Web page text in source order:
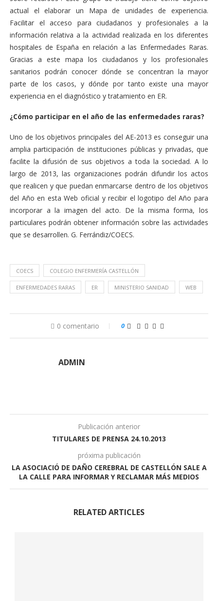
actual el elaborar un Mapa de unidades de experiencia.
Facilitar el acceso para ciudadanos y profesionales a la
información relativa a la actividad realizada en los diferentes
hospitales de España en relación a las Enfermedades Raras.
Gracias a este mapa los ciudadanos y los profesionales
sanitarios podrán conocer dónde se concentran la mayor
parte de los casos, y dónde por tanto existe una mayor
experiencia en el diagnóstico y tratamiento en ER.
¿Cómo participar en el año de las enfermedades raras?
Uno de los objetivos principales del AE-2013 es conseguir una
amplia participación de instituciones públicas y privadas, que
facilite la difusión de sus objetivos a toda la sociedad. A lo
largo de 2013, las organizaciones podrán difundir los actos
que realicen y que puedan enmarcarse dentro de los objetivos
del Año en esta Web oficial y recibir el logotipo del Año para
incorporar a la imagen del acto. De la misma forma, los
particulares podrán obtener información sobre las actividades
que se desarrollen. G. Ferrándiz/COECS.
COECS COLEGIO ENFERMERÍA CASTELLÓN
ENFERMEDADES RARAS ER MINISTERIO SANIDAD WEB
0 comentario 0
ADMIN
Publicación anterior
TITULARES DE PRENSA 24.10.2013
próxima publicación
LA ASOCIACIÓ DE DAÑO CEREBRAL DE CASTELLÓN SALE A
LA CALLE PARA INFORMAR Y RECLAMAR MÁS MEDIOS
RELATED ARTICLES